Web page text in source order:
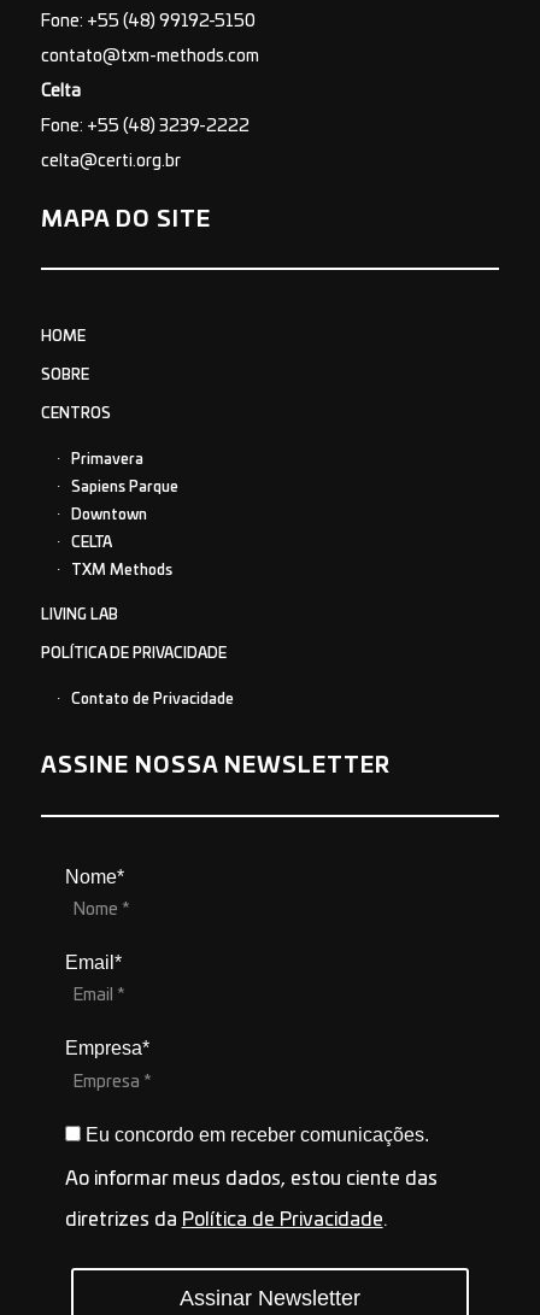
Fone: +55 (48) 99192-5150
contato@txm-methods.com
Celta
Fone: +55 (48) 3239-2222
celta@certi.org.br
MAPA DO SITE
HOME
SOBRE
CENTROS
Primavera
Sapiens Parque
Downtown
CELTA
TXM Methods
LIVING LAB
POLÍTICA DE PRIVACIDADE
Contato de Privacidade
ASSINE NOSSA NEWSLETTER
Nome*
Email*
Empresa*
Eu concordo em receber comunicações.
Ao informar meus dados, estou ciente das
diretrizes da Política de Privacidade.
Assinar Newsletter